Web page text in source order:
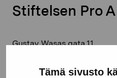
Tämä sivusto
Stiftelsen Pro
Gustav Wasas gata 11
proartibus@proartibus.fi